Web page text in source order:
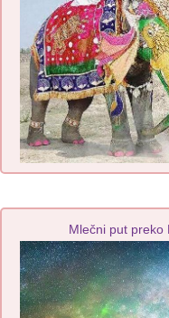
Mlečni put preko